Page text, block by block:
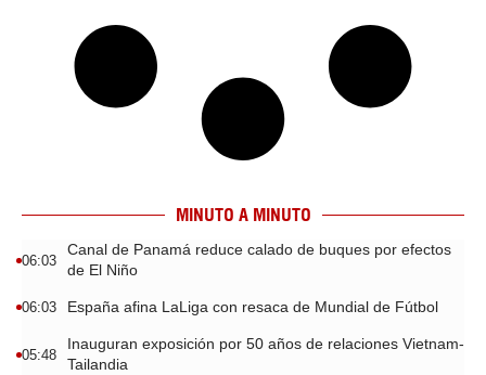
MINUTO A MINUTO
06:03
Canal de Panamá reduce calado de buques por efectos
de El Niño
06:03 España afina LaLiga con resaca de Mundial de Fútbol
05:48
Inauguran exposición por 50 años de relaciones Vietnam-
Tailandia